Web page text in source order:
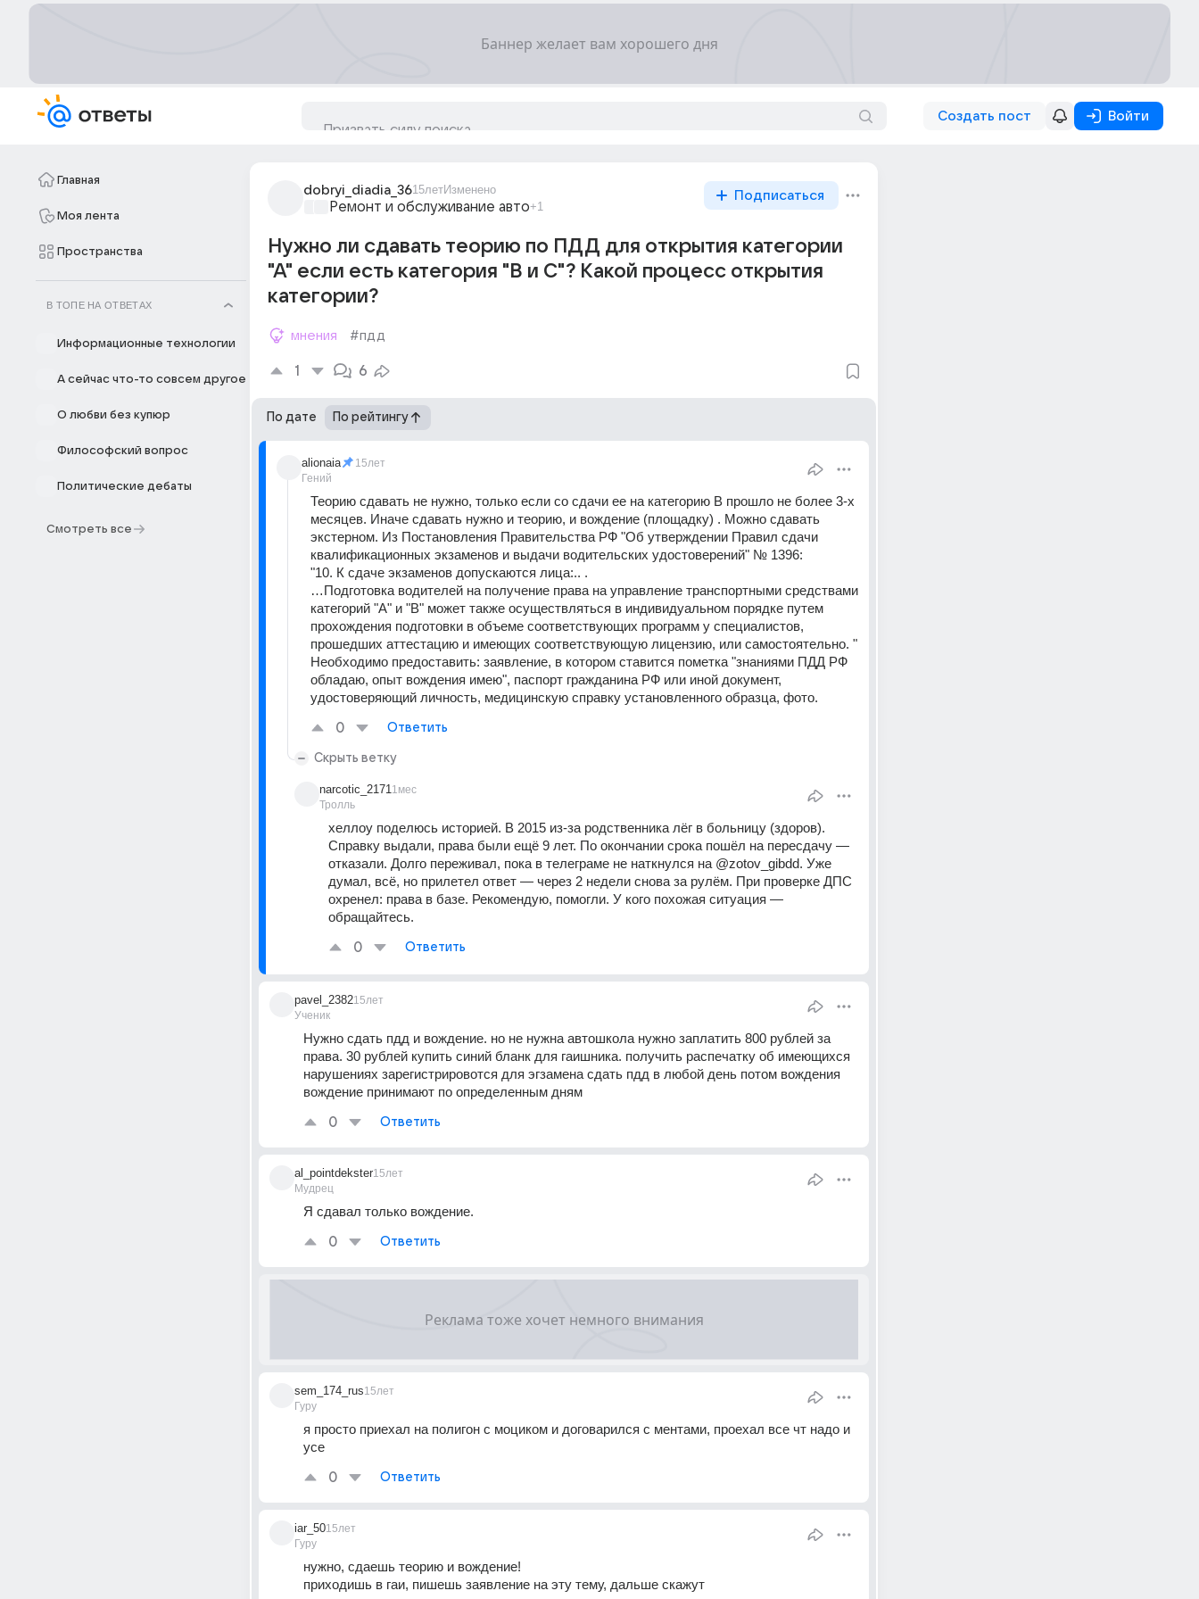
Создать пост Войти
Главная
Моя лента
Пространства
В ТОПЕ НА ОТВЕТАХ
Информационные технологии
А сейчас что-то совсем другое
О любви без купюр
Философский вопрос
Политические дебаты
Смотреть все
dobryi_diadia_3615летИзменено
Ремонт и обслуживание авто+1
Подписаться
Нужно ли сдавать теорию по ПДД для открытия категории
"А" если есть категория "В и С"? Какой процесс открытия
категории?
мнения #пдд
1 6
По дате По рейтингу
alionaia
Гений
15лет
Теорию сдавать не нужно, только если со сдачи ее на категорию В прошло не более 3-х
месяцев. Иначе сдавать нужно и теорию, и вождение (площадку) . Можно сдавать
экстерном. Из Постановления Правительства РФ "Об утверждении Правил сдачи
квалификационных экзаменов и выдачи водительских удостоверений" № 1396:
"10. К сдаче экзаменов допускаются лица:.. .
…Подготовка водителей на получение права на управление транспортными средствами
категорий "А" и "В" может также осуществляться в индивидуальном порядке путем
прохождения подготовки в объеме соответствующих программ у специалистов,
Необходимо предоставить: заявление, в котором ставится пометка "знаниями ПДД РФ
обладаю, опыт вождения имею", паспорт гражданина РФ или иной документ,
удостоверяющий личность, медицинскую справку установленного образца, фото.
0 Ответить
Скрыть ветку
narcotic_2171
Тролль
1мес
хеллоу поделюсь историей. В 2015 из-за родственника лёг в больницу (здоров).
Справку выдали, права были ещё 9 лет. По окончании срока пошёл на пересдачу —
отказали. Долго переживал, пока в телеграме не наткнулся на @zotov_gibdd. Уже
думал, всё, но прилетел ответ — через 2 недели снова за рулём. При проверке ДПС
охренел: права в базе. Рекомендую, помогли. У кого похожая ситуация —
обращайтесь.
0 Ответить
pavel_2382
Ученик
15лет
Нужно сдать пдд и вождение. но не нужна автошкола нужно заплатить 800 рублей за
права. 30 рублей купить синий бланк для гаишника. получить распечатку об имеющихся
нарушениях зарегистрировотся для эгзамена сдать пдд в любой день потом вождения
вождение принимают по определенным дням
0 Ответить
al_pointdekster
Мудрец
15лет
Я сдавал только вождение.
0 Ответить
sem_174_rus
Гуру
15лет
я просто приехал на полигон с моциком и договарился с ментами, проехал все чт надо и
усе
0 Ответить
iar_50
Гуру
15лет
нужно, сдаешь теорию и вождение!
приходишь в гаи, пишешь заявление на эту тему, дальше скажут